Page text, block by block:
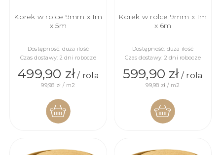
Korek w rolce 9mm x 1m
x 5m
Dostępność: duża ilość
Czas dostawy: 2 dni robocze
499,90 zł/ rola
99,98 zł / m2
Korek w rolce 9mm x 1m
x 6m
Dostępność: duża ilość
Czas dostawy: 2 dni robocze
599,90 zł/ rola
99,98 zł / m2